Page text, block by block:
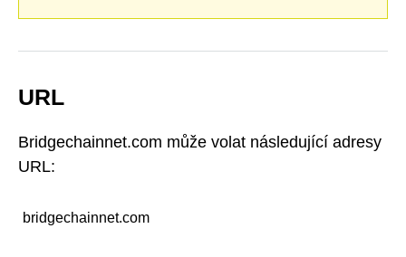
URL
Bridgechainnet.com může volat následující adresy
URL:
bridgechainnet.com